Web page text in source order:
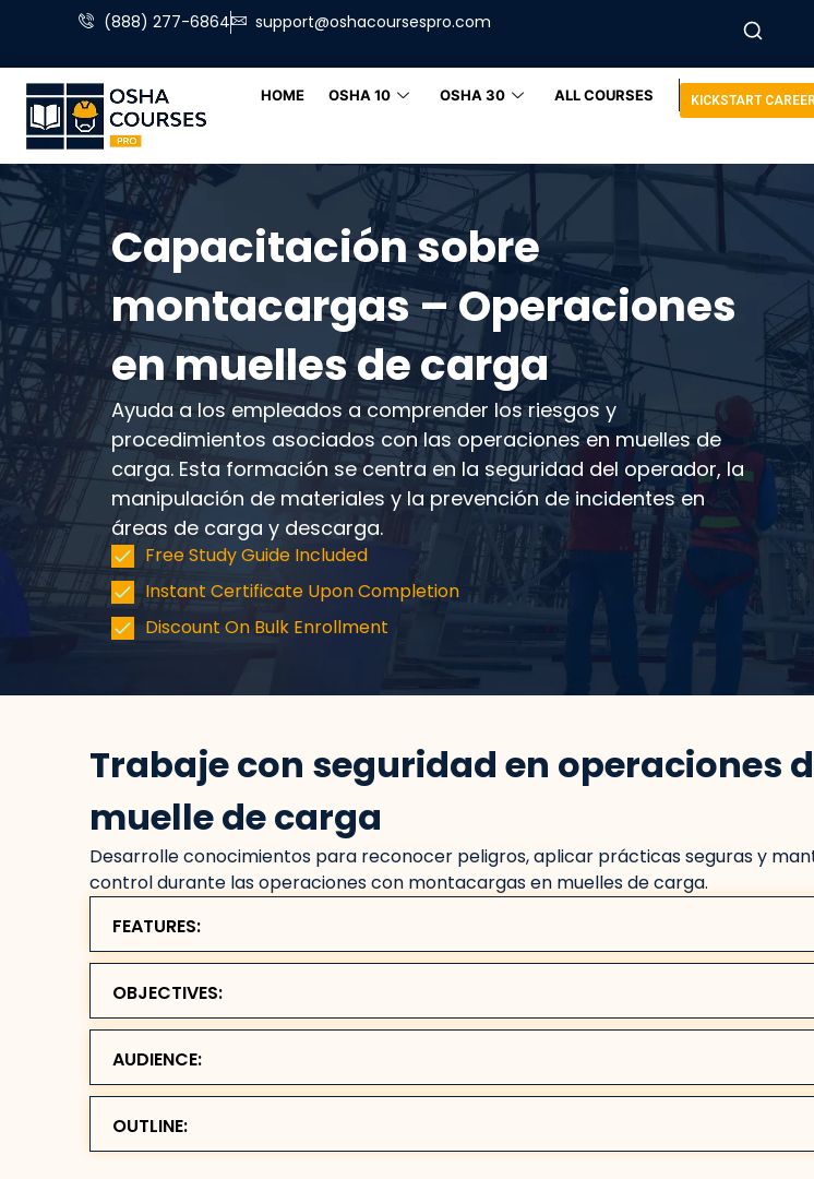
(888) 277-6864 support@oshacoursespro.com
HOME OSHA 10 OSHA 30 ALL COURSES KICKSTART
Capacitación sobre
montacargas – Operaciones
en muelles de carga
Ayuda a los empleados a comprender los riesgos y
procedimientos asociados con las operaciones en muelles de
carga. Esta formación se centra en la seguridad del operador, la
manipulación de materiales y la prevención de incidentes en
áreas de carga y descarga.
Free Study Guide Included
Instant Certificate Upon Completion
Discount On Bulk Enrollment
Trabaje con seguridad en operaciones
muelle de carga
Desarrolle conocimientos para reconocer peligros, aplicar prácticas seguras y
control durante las operaciones con montacargas en muelles de carga.
FEATURES:
OBJECTIVES:
AUDIENCE:
OUTLINE: